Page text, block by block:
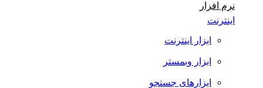
نرم افزار
اینترنت
ابزار اینترنت
ابزار وبمستر
ابزارهای جستجو